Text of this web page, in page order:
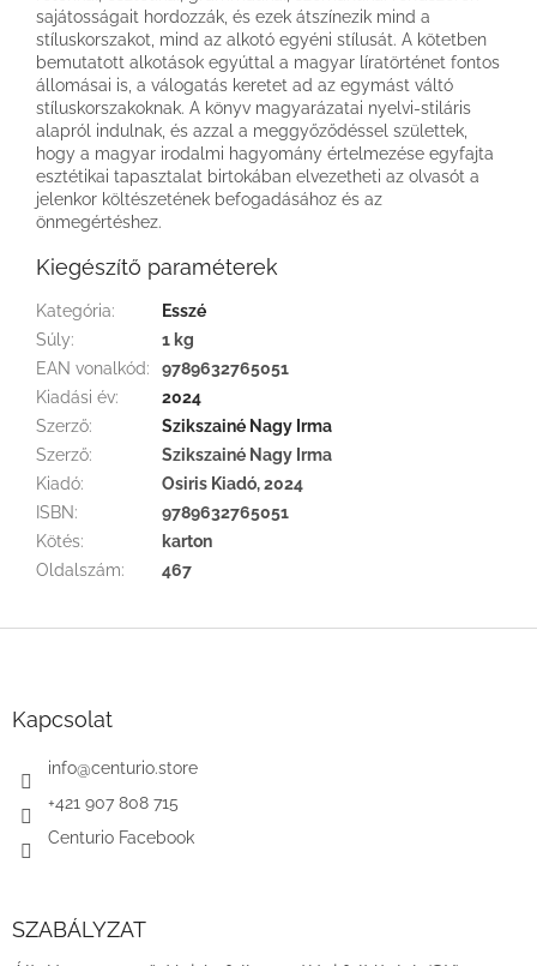
sajátosságait hordozzák, és ezek átszínezik mind a
stíluskorszakot, mind az alkotó egyéni stílusát. A kötetben
bemutatott alkotások egyúttal a magyar líratörténet fontos
állomásai is, a válogatás keretet ad az egymást váltó
stíluskorszakok­nak. A könyv magyarázatai nyelvi-­stiláris
alapról indulnak, és azzal a meggyőződéssel születtek,
hogy a magyar irodalmi hagyo­mány értelmezése egyfajta
esztétikai tapasz­talat birtokában elvezetheti az olvasót a
je­lenkor költészetének befogadásához és az
önmegértéshez.
Kiegészítő paraméterek
Kategória:
Esszé
Súly:
1 kg
EAN vonalkód:
9789632765051
Kiadási év:
2024
Szerző:
Szikszainé Nagy Irma
Szerző:
Szikszainé Nagy Irma
Kiadó:
Osiris Kiadó, 2024
ISBN:
9789632765051
Kötés:
karton
Oldalszám: 467
Kapcsolat
info@centurio.store
+421 907 808 715
Centurio Facebook
SZABÁLYZAT